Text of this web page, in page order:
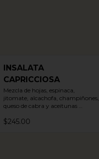
INSALATA
CAPRICCIOSA
Mezcla de hojas, espinaca,
jitomate, alcachofa, champiñones,
queso de cabra y aceitunas
$245.00